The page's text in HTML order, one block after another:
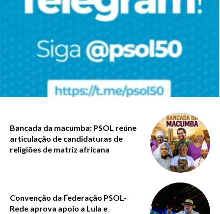
Bancada da macumba: PSOL reúne
articulação de candidaturas de
religiões de matriz africana
Convenção da Federação PSOL-
Rede aprova apoio a Lula e